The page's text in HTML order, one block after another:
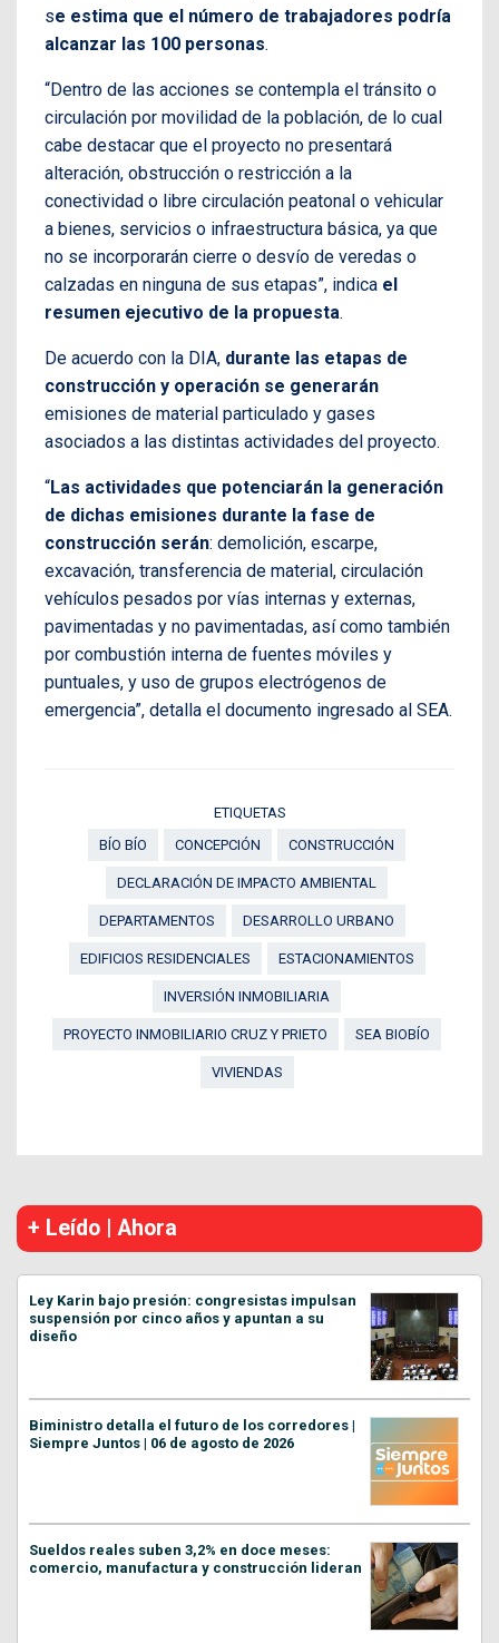
se estima que el número de trabajadores podría
alcanzar las 100 personas.
“Dentro de las acciones se contempla el tránsito o
circulación por movilidad de la población, de lo cual
cabe destacar que el proyecto no presentará
alteración, obstrucción o restricción a la
conectividad o libre circulación peatonal o vehicular
a bienes, servicios o infraestructura básica, ya que
no se incorporarán cierre o desvío de veredas o
calzadas en ninguna de sus etapas”, indica el
resumen ejecutivo de la propuesta.
De acuerdo con la DIA, durante las etapas de
construcción y operación se generarán
emisiones de material particulado y gases
asociados a las distintas actividades del proyecto.
“Las actividades que potenciarán la generación
de dichas emisiones durante la fase de
construcción serán: demolición, escarpe,
excavación, transferencia de material, circulación
vehículos pesados por vías internas y externas,
pavimentadas y no pavimentadas, así como también
por combustión interna de fuentes móviles y
puntuales, y uso de grupos electrógenos de
emergencia”, detalla el documento ingresado al SEA.
ETIQUETAS
BÍO BÍO
CONCEPCIÓN CONSTRUCCIÓN
DECLARACIÓN DE IMPACTO AMBIENTAL
DEPARTAMENTOS DESARROLLO URBANO
EDIFICIOS RESIDENCIALES ESTACIONAMIENTOS
INVERSIÓN INMOBILIARIA
PROYECTO INMOBILIARIO CRUZ Y PRIETO SEA BIOBÍO
VIVIENDAS
+ Leído | Ahora
Ley Karin bajo presión: congresistas impulsan
suspensión por cinco años y apuntan a su
diseño
Biministro detalla el futuro de los corredores |
Siempre Juntos | 06 de agosto de 2026
Sueldos reales suben 3,2% en doce meses:
comercio, manufactura y construcción lideran